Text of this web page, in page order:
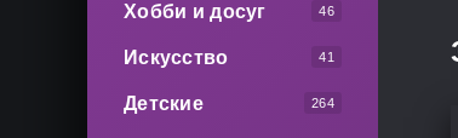
Хобби и досуг 46
Искусство 41
Детские 264